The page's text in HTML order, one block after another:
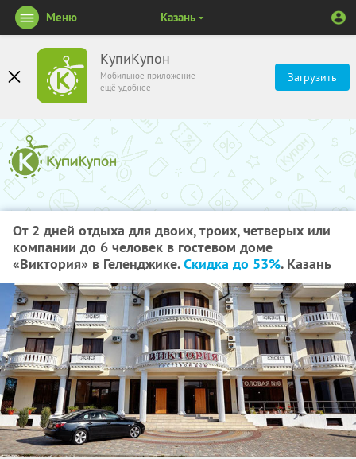
КупиКупон
Мобильное приложение
ещё удобнее
Загрузить
Меню Казань
От 2 дней отдыха для двоих, троих, четверых или
компании до 6 человек в гостевом доме
«Виктория» в Геленджике.Скидка до 53%. Казань